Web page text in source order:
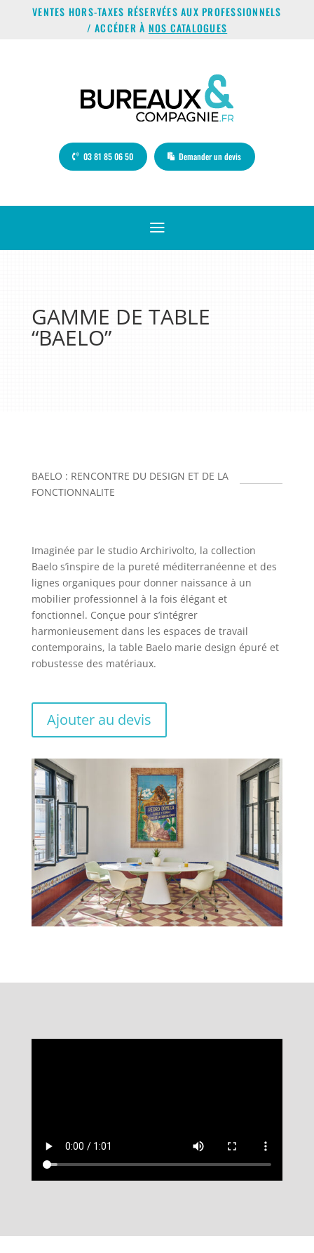
VENTES HORS-TAXES RÉSERVÉES AUX PROFESSIONNELS
/ ACCÉDER À NOS CATALOGUES
03 81 85 06 50 Demander un devis
a
GAMME DE TABLE
“BAELO”
BAELO : RENCONTRE DU DESIGN ET DE LA
FONCTIONNALITE
Imaginée par le studio Archirivolto, la collection
Baelo s’inspire de la pureté méditerranéenne et des
lignes organiques pour donner naissance à un
mobilier professionnel à la fois élégant et
fonctionnel. Conçue pour s’intégrer
harmonieusement dans les espaces de travail
contemporains, la table Baelo marie design épuré et
robustesse des matériaux.
Ajouter au devis